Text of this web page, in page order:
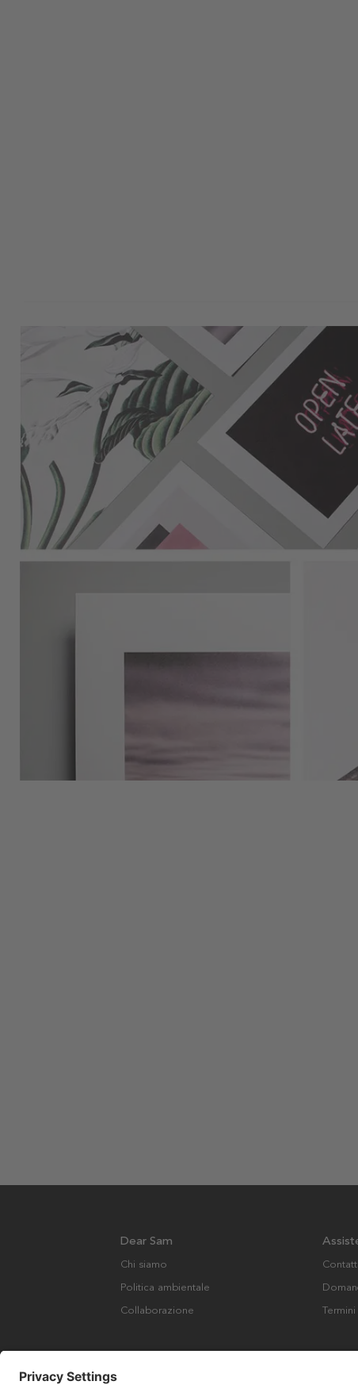
Dear Sam
Chi siamo
Politica ambientale
Collaborazione